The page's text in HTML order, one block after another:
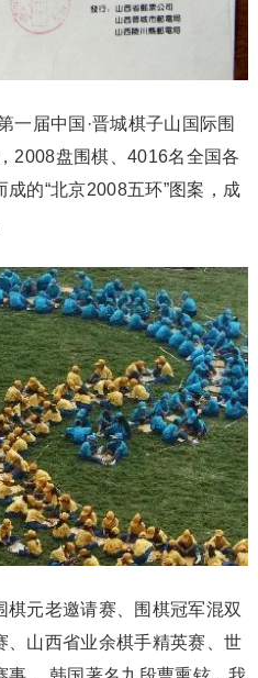
一届中国·晋城棋子山国际围
2008盘围棋、4016名全国各
的“北京2008五环”图案，成
元老邀请赛、围棋冠军混双
、山西省业余棋手精英赛、世